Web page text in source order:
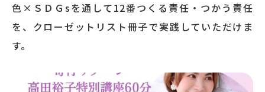
色×ＳＤＧsを通して12番つくる責任・つかう責任
を、クローゼットリスト冊子で実践していただけま
す。